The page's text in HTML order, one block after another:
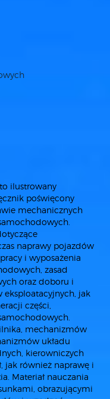
ilustrowany
poświęcony
mechanicznych
naprawy pojazdów
i wyposażenia
zasad
oraz doboru i
eksploatacyjnych, jak
części,
mechanizmów
układu
kierowniczych
jak również naprawę i
Materiał nauczania
obrazującymi